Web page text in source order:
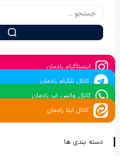
اینستاگرام رادمان
کانال تلگرام رادمان
کانال واتس اپ رادمان
کانال ایتا رادمان
دسته بندی ها